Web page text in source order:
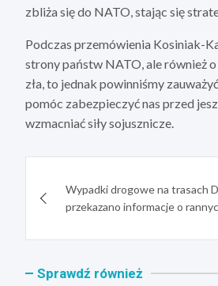
zbliża się do NATO, stając się
Podczas przemówienia Kosiniak-
strony państw NATO, ale również o
zła, to jednak powinniśmy
pomóc zabezpieczyć nas przed
wzmacniać siły sojusznicze.
wpisuWypadki drogowe na trasach
przekazano informacje o
Sprawdź również